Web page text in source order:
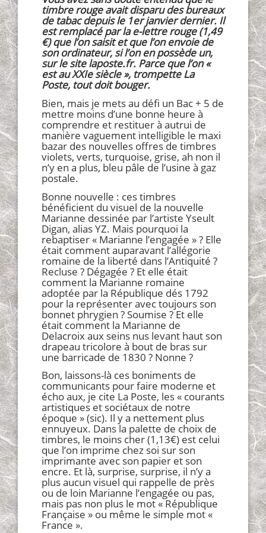
timbre rouge avait disparu des bureaux
de tabac depuis le 1er janvier dernier. Il
est remplacé par la e-lettre rouge (1,49
€) que l’on saisit et que l’on envoie de
son ordinateur, si l’on en possède un,
sur le site laposte.fr. Parce que l’on «
est au XXIe siècle », trompette La
Poste, tout doit bouger.
Bien, mais je mets au défi un Bac + 5 de
mettre moins d’une bonne heure à
comprendre et restituer à autrui de
manière vaguement intelligible le maxi
bazar des nouvelles offres de timbres
violets, verts, turquoise, grise, ah non il
n’y en a plus, bleu pâle de l’usine à gaz
postale.
Bonne nouvelle : ces timbres
bénéficient du visuel de la nouvelle
Marianne dessinée par l’artiste Yseult
Digan, alias YZ. Mais pourquoi la
rebaptiser « Marianne l’engagée » ? Elle
était comment auparavant l’allégorie
romaine de la liberté dans l’Antiquité ?
Recluse ? Dégagée ? Et elle était
comment la Marianne romaine
adoptée par la République dés 1792
pour la représenter avec toujours son
bonnet phrygien ? Soumise ? Et elle
était comment la Marianne de
Delacroix aux seins nus levant haut son
drapeau tricolore à bout de bras sur
une barricade de 1830 ? Nonne ?
Bon, laissons-là ces boniments de
communicants pour faire moderne et
écho aux, je cite La Poste, les « courants
artistiques et sociétaux de notre
époque » (sic). Il y a nettement plus
ennuyeux. Dans la palette de choix de
timbres, le moins cher (1,13€) est celui
que l’on imprime chez soi sur son
imprimante avec son papier et son
encre. Et là, surprise, surprise, il n’y a
plus aucun visuel qui rappelle de près
ou de loin Marianne l’engagée ou pas,
mais pas non plus le mot « République
Française » ou même le simple mot «
France ».